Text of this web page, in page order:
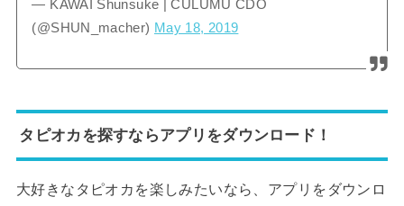
— KAWAI Shunsuke | CULUMU CDO
(@SHUN_macher) May 18, 2019
タピオカを探すならアプリをダウンロード！
大好きなタピオカを楽しみたいなら、アプリをダウンロ